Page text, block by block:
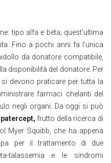
tipo alfa e beta; quest’ultima
Fino a pochi anni fa l’unica
da donatore compatibile,
disponibilità del donatore. Per
devono praticare per tutta la
farmaci chelanti del
negli organi. Da oggi si può
frutto della ricerca di
Myer Squibb, che ha appena
per il trattamento di due
talassemia e le sindromi